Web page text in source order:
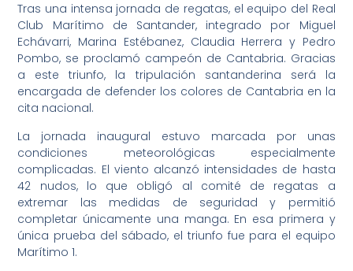
Tras una intensa jornada de regatas, el equipo del Real
Club Marítimo de Santander, integrado por Miguel
Echávarri, Marina Estébanez, Claudia Herrera y Pedro
Pombo, se proclamó campeón de Cantabria. Gracias
a este triunfo, la tripulación santanderina será la
encargada de defender los colores de Cantabria en la
cita nacional.
La jornada inaugural estuvo marcada por unas
condiciones meteorológicas especialmente
complicadas. El viento alcanzó intensidades de hasta
42 nudos, lo que obligó al comité de regatas a
extremar las medidas de seguridad y permitió
completar únicamente una manga. En esa primera y
única prueba del sábado, el triunfo fue para el equipo
Marítimo 1.